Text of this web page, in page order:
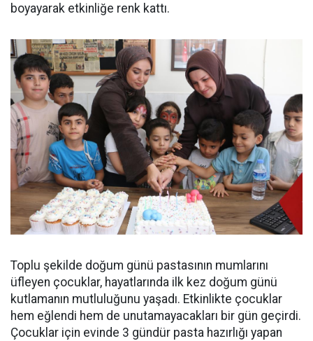
boyayarak etkinliğe renk kattı.
Toplu şekilde doğum günü pastasının mumlarını
üfleyen çocuklar, hayatlarında ilk kez doğum günü
kutlamanın mutluluğunu yaşadı. Etkinlikte çocuklar
hem eğlendi hem de unutamayacakları bir gün geçirdi.
Çocuklar için evinde 3 gündür pasta hazırlığı yapan